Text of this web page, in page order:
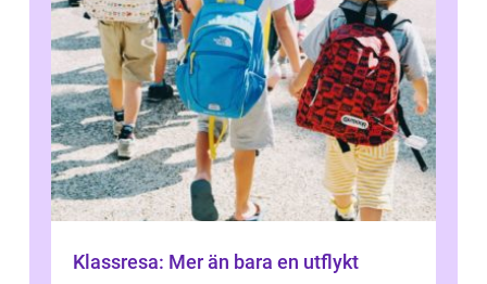
Klassresa: Mer än bara en utflykt